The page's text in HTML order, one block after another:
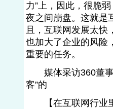
力”上，因此，很脆
夜之间崩盘。这就是
且，互联网发展太
也加大了企业的风险
重要的任务。
媒体采访360董事
客”的
【在互联网行业里